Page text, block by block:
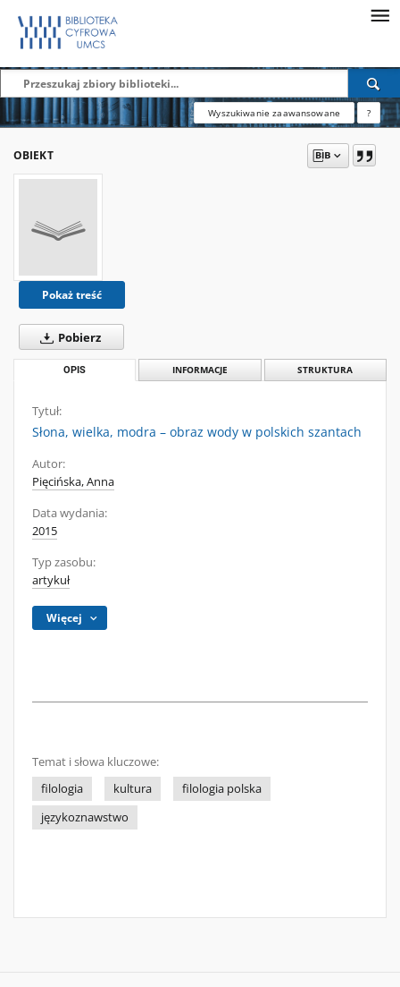
Wyszukiwanie zaawansowane ?
OBIEKT
Pokaż treść
Pobierz
OPIS INFORMACJE STRUKTURA
Tytuł:
Słona, wielka, modra – obraz wody w polskich szantach
Autor:
Pięcińska, Anna
Data wydania:
2015
Typ zasobu:
artykuł
Więcej
Temat i słowa kluczowe:
filologia
kultura
filologia polska
językoznawstwo